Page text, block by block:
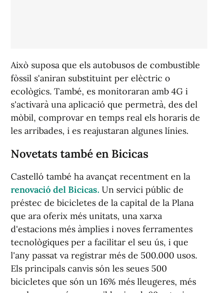
Això suposa que els autobusos de combustible
fòssil s'aniran substituint per elèctric o
ecològics. També, es monitoraran amb 4G i
s'activarà una aplicació que permetrà, des del
mòbil, comprovar en temps real els horaris de
les arribades, i es reajustaran algunes línies.
Novetats també en Bicicas
Castelló també ha avançat recentment en la
renovació del Bicicas. Un servici públic de
préstec de bicicletes de la capital de la Plana
que ara oferix més unitats, una xarxa
d'estacions més àmplies i noves ferramentes
tecnològiques per a facilitar el seu ús, i que
l'any passat va registrar més de 500.000 usos.
Els principals canvis són les seues 500
bicicletes que són un 16% més lleugeres, més